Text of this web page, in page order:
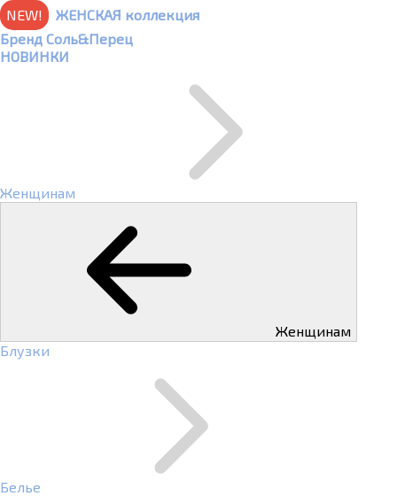
NEW!
ЖЕНСКАЯ коллекция
Бренд Соль&Перец
НОВИНКИ
Женщинам
Женщинам
Блузки
Белье